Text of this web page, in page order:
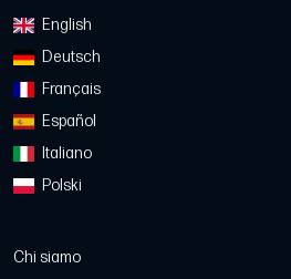
English
Deutsch
Français
Español
Italiano
Polski
Chi siamo